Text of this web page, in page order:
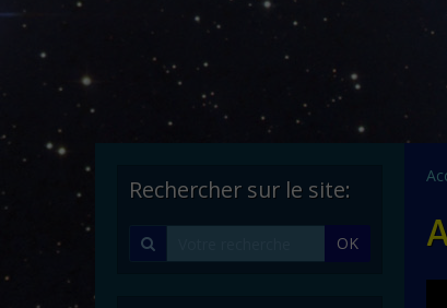
Rechercher sur le site:
OK